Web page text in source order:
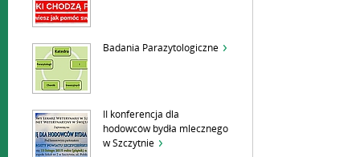
Badania Parazytologiczne
II konferencja dla
hodowców bydła mlecznego
w Szczytnie